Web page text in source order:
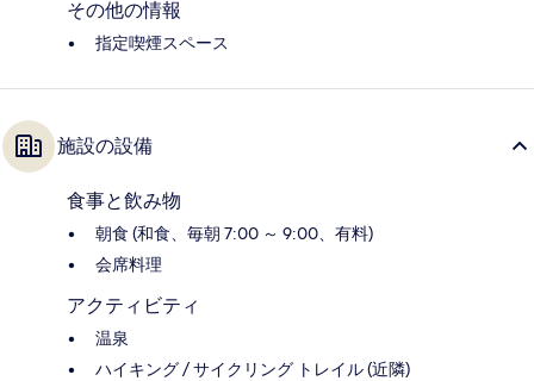
その他の情報
指定喫煙スペース
施設の設備
食事と飲み物
朝食 (和食、毎朝 7:00 ～ 9:00、有料)
会席料理
アクティビティ
温泉
ハイキング / サイクリング トレイル (近隣)